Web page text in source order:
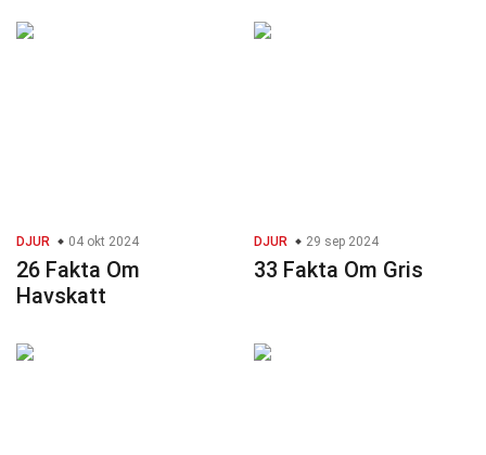
DJUR 04 okt 2024
26 Fakta Om
Havskatt
DJUR 29 sep 2024
33 Fakta Om Gris